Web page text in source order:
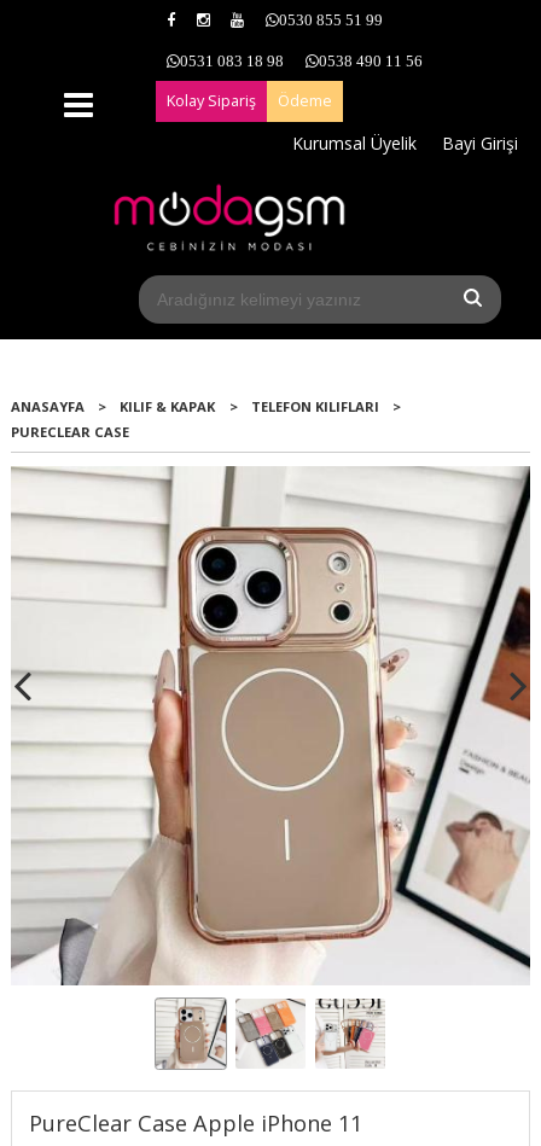
0530 855 51 99
0531 083 18 98 0538 490 11 56
Kolay Sipariş Ödeme
Kurumsal Üyelik Bayi Girişi
ANASAYFA > KILIF & KAPAK > TELEFON KILIFLARI
>
PURECLEAR CASE
Yeni
PureClear Case Apple iPhone 11